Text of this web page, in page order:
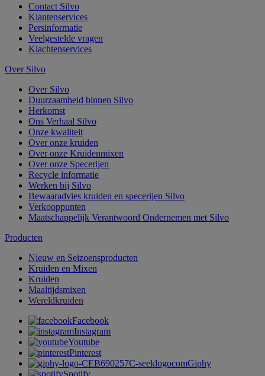
Contact Silvo
Klantenservices
Persinformatie
Veelgestelde vragen
Klachtenservices
Over Silvo
Over Silvo
Duurzaamheid binnen Silvo
Herkomst
Ons Verhaal Silvo
Onze kwaliteit
Over onze kruiden
Over onze Kruidenmixen
Over onze Specerijen
Recycle informatie
Werken bij Silvo
Bewaaradvies kruiden en specerijen Silvo
Verkooppunten
Maatschappelijk Verantwoord Ondernemen met Silvo
Producten
Nieuw en Seizoensproducten
Kruiden en Mixen
Kruiden
Maaltijdsmixen
Wereldkruiden
Facebook
Instagram
Youtube
Pinterest
Giphy
Spotify